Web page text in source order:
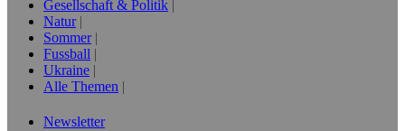
Gesellschaft & Politik
Natur
Sommer
Fussball
Ukraine
Alle Themen
Newsletter